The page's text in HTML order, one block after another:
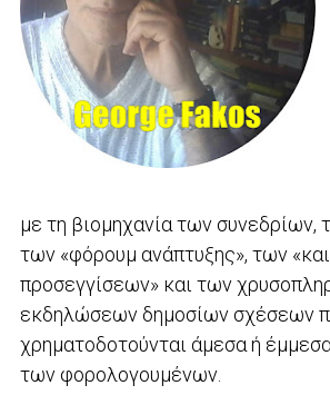
με τη βιομηχανία των συνεδρίων,
των «φόρουμ ανάπτυξης», των
προσεγγίσεων» και των
εκδηλώσεων δημοσίων σχέσεων
χρηματοδοτούνται άμεσα ή
των φορολογουμένων.